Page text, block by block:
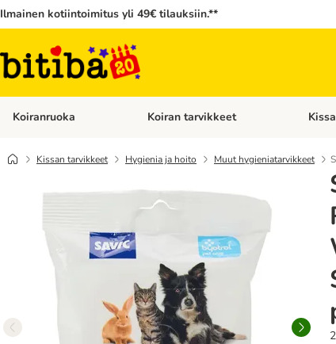
Ilmainen kotiintoimitus yli 49€ tilauksiin.**
Koiranruoka Avaa kategoriavalikko: Koiranruoka
Koiran tarvikkeet Avaa
Kissan tarvikkeet Hygienia ja hoito Muut hygieniatarvikkeet